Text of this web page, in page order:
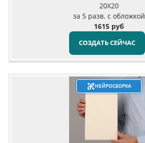
20X20
за 5 разв. с обложкой
1615 руб
СОЗДАТЬ СЕЙЧАС
НЕЙРОСБОРКА